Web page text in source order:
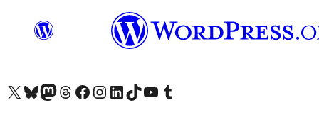
Visit our X (formerly Twitter) account
ہمارے بلیواسکائی اکاؤنٹ پر جائیں
Visit our Mastodon account
ہمارے ٹھریڈز اکاؤنٹ پر جائیں
Visit our Facebook page
Visit our Instagram account
Visit our LinkedIn account
ہمارے ٹک ٹاک اکاؤنٹ پر جائیں
Visit our YouTube channel
ہمارے ٹمبلر اکاؤنٹ پر جائیں